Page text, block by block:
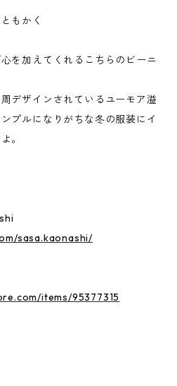
もかく
を加えてくれるこちらのビーニ
デザインされているユーモア溢
プルになりがちな冬の服装にイ
。
sasa.kaonashi/
items/95377315